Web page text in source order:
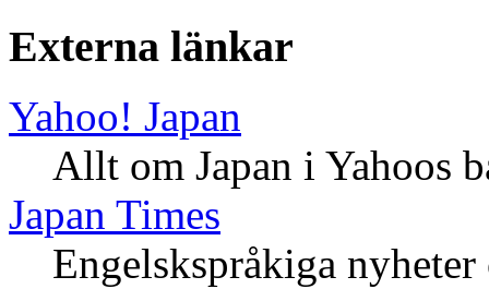
Externa länkar
Yahoo! Japan
Allt om Japan i Yahoos
Japan Times
Engelskspråkiga nyheter